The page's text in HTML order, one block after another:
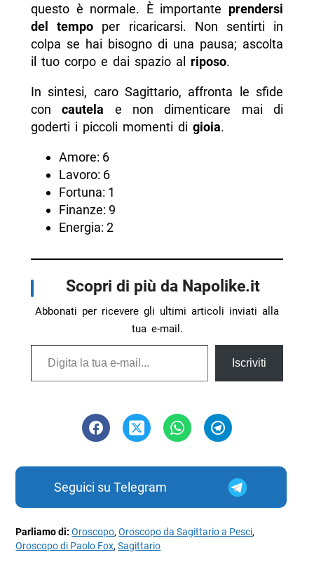
questo è normale. È importante prendersi
del tempo per ricaricarsi. Non sentirti in
colpa se hai bisogno di una pausa; ascolta
il tuo corpo e dai spazio al riposo.
In sintesi, caro Sagittario, affronta le sfide
concautela e non dimenticare mai di
goderti i piccoli momenti di gioia.
Amore: 6
Lavoro: 6
Fortuna: 1
Finanze: 9
Energia: 2
Scopri di più da Napolike.it
Abbonati per ricevere gli ultimi articoli inviati alla
tua e-mail.
Digita la tua e-mail...
Iscriviti
Seguici su Telegram
Parliamo di:Oroscopo,Oroscopo da Sagittario a Pesci,
Oroscopo di Paolo Fox,Sagittario